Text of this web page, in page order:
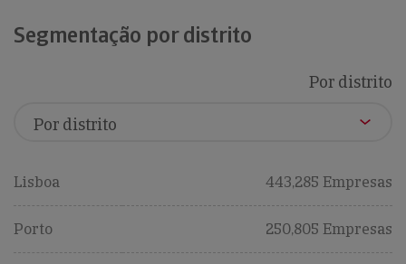
Segmentação por distrito
Por distrito
Lisboa 443,285 Empresas
Porto 250,805 Empresas